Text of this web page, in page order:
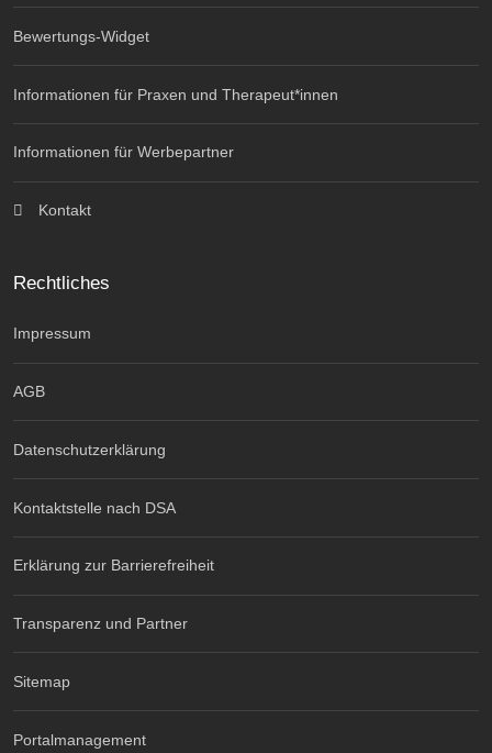
Bewertungs-Widget
Informationen für Praxen und Therapeut*innen
Informationen für Werbepartner
Kontakt
Rechtliches
Impressum
AGB
Datenschutzerklärung
Kontaktstelle nach DSA
Erklärung zur Barrierefreiheit
Transparenz und Partner
Sitemap
Portalmanagement